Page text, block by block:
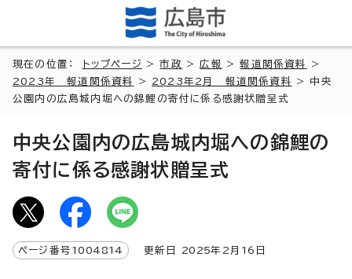
現在の位置： トップページ >市政 >広報 >報道関係資料
>
2023年 報道関係資料
> 2023年2月 報道関係資料
> 中央
公園内の広島城内堀への錦鯉の寄付に係る感謝状贈呈式
中央公園内の広島城内堀への錦鯉の
寄付に係る感謝状贈呈式
ページ番号 1004814 更新日 2025年2月 16 日